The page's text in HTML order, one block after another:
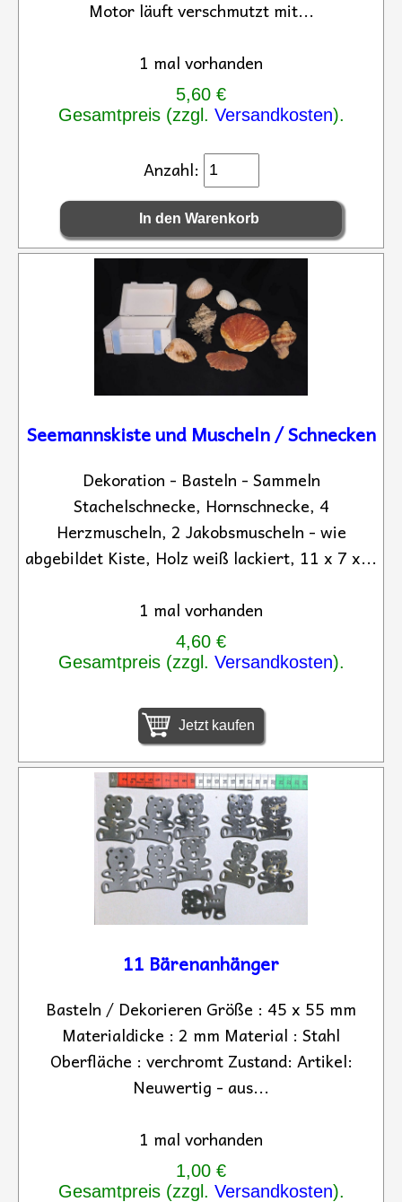
Motor läuft verschmutzt mit...
1 mal vorhanden
5,60 €
Gesamtpreis (zzgl. Versandkosten).
Anzahl:
Seemannskiste und Muscheln / Schnecken
Dekoration - Basteln - Sammeln
Stachelschnecke, Hornschnecke, 4
Herzmuscheln, 2 Jakobsmuscheln - wie
abgebildet Kiste, Holz weiß lackiert, 11 x 7 x...
1 mal vorhanden
4,60 €
Gesamtpreis (zzgl. Versandkosten).
Jetzt kaufen
11 Bärenanhänger
Basteln / Dekorieren Größe : 45 x 55 mm
Materialdicke : 2 mm Material : Stahl
Oberfläche : verchromt Zustand: Artikel:
Neuwertig - aus...
1 mal vorhanden
1,00 €
Gesamtpreis (zzgl. Versandkosten).